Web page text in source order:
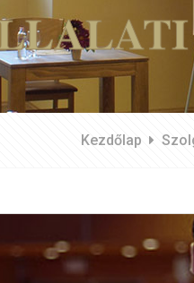
Kezdőlap